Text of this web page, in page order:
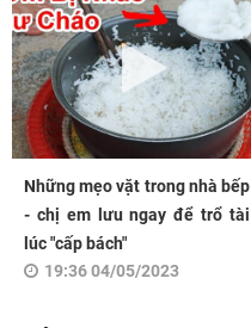
Những mẹo vặt trong nhà bếp
- chị em lưu ngay để trổ tài
lúc "cấp bách"
19:36 04/05/2023